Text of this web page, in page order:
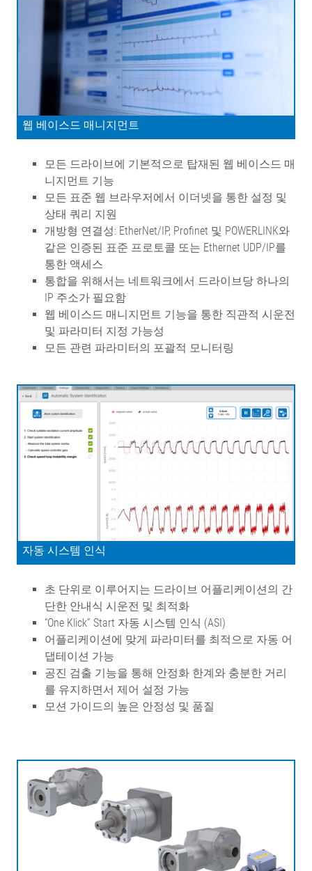
웹 베이스드 매니지먼트
모든 드라이브에 기본적으로 탑재된 웹 베이스드 매
니지먼트 기능
모든 표준 웹 브라우저에서 이더넷을 통한 설정 및
상태 쿼리 지원
개방형 연결성: EtherNet/IP, Profinet 및 POWERLINK와
같은 인증된 표준 프로토콜 또는 Ethernet UDP/IP를
통한 액세스
통합을 위해서는 네트워크에서 드라이브당 하나의
IP 주소가 필요함
웹 베이스드 매니지먼트 기능을 통한 직관적 시운전
및 파라미터 지정 가능성
모든 관련 파라미터의 포괄적 모니터링
자동 시스템 인식
초 단위로 이루어지는 드라이브 어플리케이션의 간
단한 안내식 시운전 및 최적화
“One Klick” Start 자동 시스템 인식 (ASI)
어플리케이션에 맞게 파라미터를 최적으로 자동 어
댑테이션 가능
공진 검출 기능을 통해 안정화 한계와 충분한 거리
를 유지하면서 제어 설정 가능
모션 가이드의 높은 안정성 및 품질